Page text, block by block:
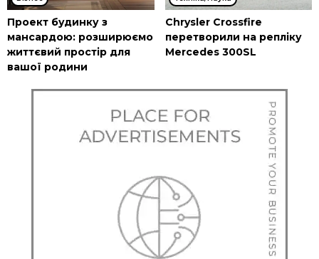
Проект будинку з
мансардою: розширюємо
життєвий простір для
вашої родини
Chrysler Crossfire
перетворили на репліку
Mercedes 300SL